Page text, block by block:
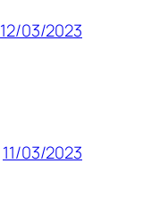
12/03/2023
11/03/2023